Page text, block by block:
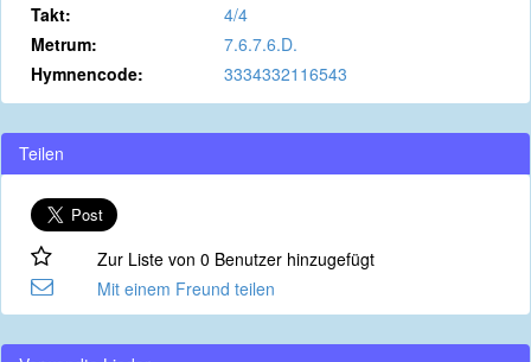
Takt:
4/4
Metrum:
7.6.7.6.D.
Hymnencode:
3334332116543
Teilen
Zur Liste von 0 Benutzer hinzugefügt
Mit einem Freund teilen